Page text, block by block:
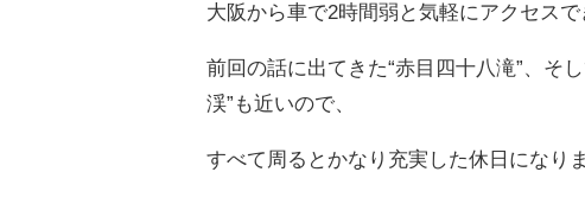
大阪から車で2時間弱と気軽にアクセス
前回の話に出てきた“赤目四十八滝”、そ
渓”も近いので、
すべて周るとかなり充実した休日になり